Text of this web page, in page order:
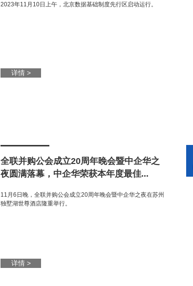
2023年11月10日上午，北京数据基础制度先行区启动运行。
详情 >
全联并购公会成立20周年晚会暨中企华之
夜圆满落幕，中企华荣获本年度最佳...
11月6日晚，全联并购公会成立20周年晚会暨中企华之夜在苏州
独墅湖世尊酒店隆重举行。
详情 >